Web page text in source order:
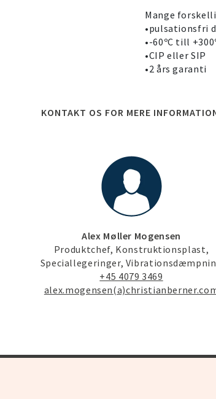
Mange
•pulsationsfri
•-60ºC till
•CIP eller SIP
•2 års garanti
KONTAKT OS FOR MERE
Alex Møller Mogensen
Produktchef, Konstruktionsplast,
Speciallegeringer,
+45 4079 3469